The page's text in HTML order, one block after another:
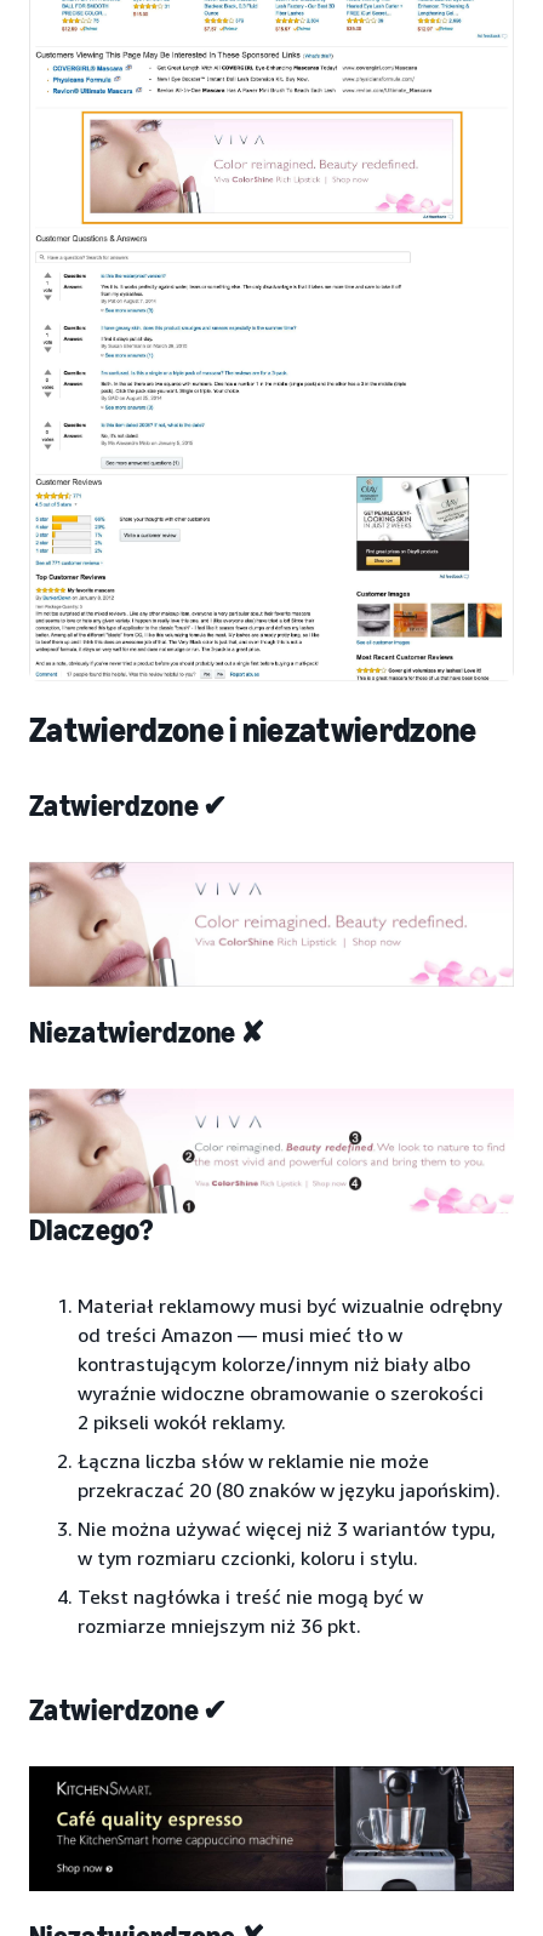
Zatwierdzone i niezatwierdzone
Zatwierdzone ✔
Niezatwierdzone ✘
Dlaczego?
Materiał reklamowy musi być wizualnie odrębny
od treści Amazon — musi mieć tło w
kontrastującym kolorze/innym niż biały albo
wyraźnie widoczne obramowanie o szerokości
2 pikseli wokół reklamy.
Łączna liczba słów w reklamie nie może
przekraczać 20 (80 znaków w języku japońskim).
Nie można używać więcej niż 3 wariantów typu,
w tym rozmiaru czcionki, koloru i stylu.
Tekst nagłówka i treść nie mogą być w
rozmiarze mniejszym niż 36 pkt.
Zatwierdzone ✔